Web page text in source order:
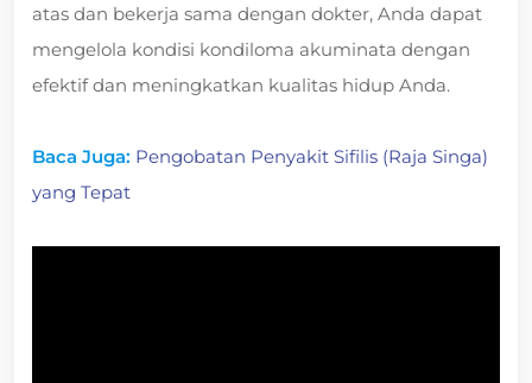
atas dan bekerja sama dengan dokter, Anda dapat
mengelola kondisi kondiloma akuminata dengan
efektif dan meningkatkan kualitas hidup Anda.
Baca Juga: Pengobatan Penyakit Sifilis (Raja Singa)
yang Tepat